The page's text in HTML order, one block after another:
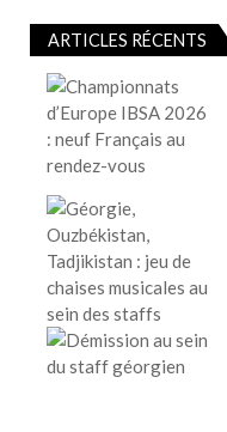
’
a
ARTICLES RÉCENTS